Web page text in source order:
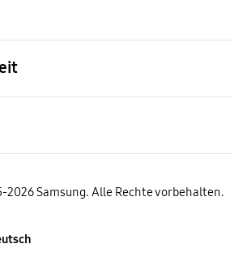
2026 Samsung. Alle Rechte vorbehalten.